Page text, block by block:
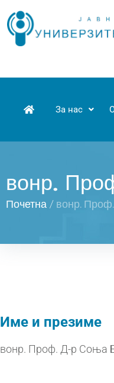
За нас
вонр.
Почетна / вонр.
Име и презиме
вонр. Проф. Д-р Соња